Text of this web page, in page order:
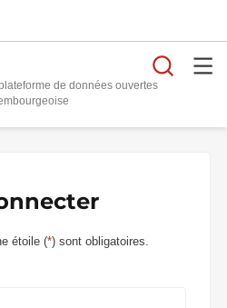
de données ouvertes
étoile (*) sont obligatoires.